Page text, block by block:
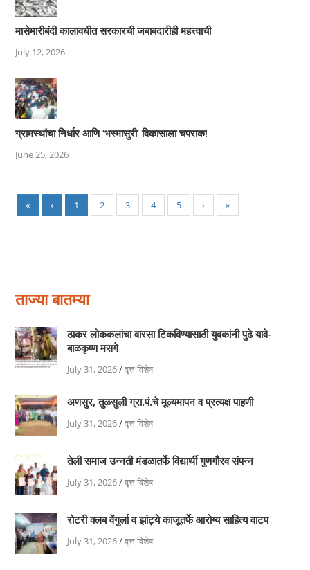
मासेमारीबंदी कालावधीत सरकारची जबाबदारीही महत्त्वाची
July 12, 2026
ग्रामस्थांचा निर्धार आणि ‘भस्मासुरी’ विकासाला चपराक!
June 25, 2026
« ‹ 1 2 3 4 5 › »
ताज्या बातम्या
ठाकर लोककलांचा वारसा टिकविण्यासाठी युवकांनी पुढे यावे-
बाळकृष्ण मसगे
July 31, 2026/वृत्त विशेष
अणसुर, तुळसुली ग्रा.पं.चे मूल्यमापन व प्रत्यक्ष पाहणी
July 31, 2026/वृत्त विशेष
तेली समाज उन्नती मंडळातर्फे विद्यार्थी गुणगौरव संपन्न
July 31, 2026/वृत्त विशेष
रोटरी क्लब वेंगुर्ला व झांट्ये काजूतर्फे आरोग्य साहित्य वाटप
July 31, 2026/वृत्त विशेष